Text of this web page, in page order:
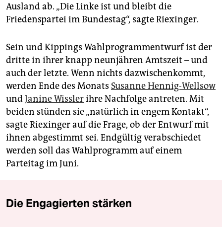
Ausland ab. „Die Linke ist und bleibt die
Friedenspartei im Bundestag“, sagte Riexinger.
Sein und Kippings Wahlprogrammentwurf ist der
dritte in ihrer knapp neunjähren Amtszeit – und
auch der letzte. Wenn nichts dazwischenkommt,
werden Ende des Monats Susanne Hennig-Wellsow
undJanine Wisslerihre Nachfolge antreten. Mit
beiden stünden sie „natürlich in engem Kontakt“,
sagte Riexinger auf die Frage, ob der Entwurf mit
ihnen abgestimmt sei. Endgültig verabschiedet
werden soll das Wahlprogramm auf einem
Parteitag im Juni.
Die Engagierten stärken